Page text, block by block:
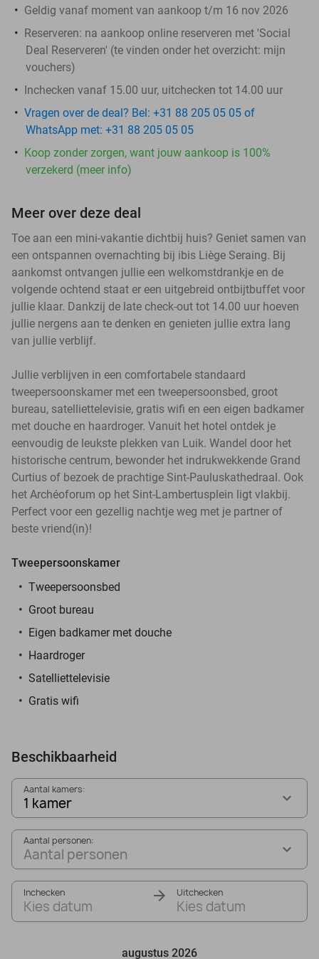
Geldig vanaf moment van aankoop t/m 16 nov 2026
Reserveren: na aankoop online reserveren met 'Social
Deal Reserveren' (te vinden onder het overzicht: mijn
vouchers)
Inchecken vanaf 15.00 uur, uitchecken tot 14.00 uur
Vragen over de deal? Bel: +31 88 205 05 05 of
WhatsApp met: +31 88 205 05 05
Koop zonder zorgen, want jouw aankoop is 100%
verzekerd (meer info)
Meer over deze deal
Toe aan een mini-vakantie dichtbij huis? Geniet samen van
een ontspannen overnachting bij ibis Liège Seraing. Bij
aankomst ontvangen jullie een welkomstdrankje en de
volgende ochtend staat er een uitgebreid ontbijtbuffet voor
jullie klaar. Dankzij de late check-out tot 14.00 uur hoeven
jullie nergens aan te denken en genieten jullie extra lang
van jullie verblijf.
Jullie verblijven in een comfortabele standaard
tweepersoonskamer met een tweepersoonsbed, groot
bureau, satelliettelevisie, gratis wifi en een eigen badkamer
met douche en haardroger. Vanuit het hotel ontdek je
eenvoudig de leukste plekken van Luik. Wandel door het
historische centrum, bewonder het indrukwekkende Grand
Curtius of bezoek de prachtige Sint-Pauluskathedraal. Ook
het Archéoforum op het Sint-Lambertusplein ligt vlakbij.
Perfect voor een gezellig nachtje weg met je partner of
beste vriend(in)!
Tweepersoonskamer
Tweepersoonsbed
Groot bureau
Eigen badkamer met douche
Haardroger
Satelliettelevisie
Gratis wifi
Beschikbaarheid
Aantal kamers:
1 kamer
Aantal personen:
Aantal personen
Inchecken
Kies datum
Uitchecken
Kies datum
augustus 2026